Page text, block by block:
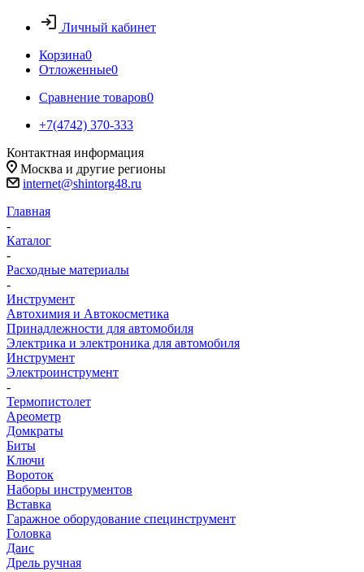
Личный кабинет
Корзина0
Отложенные0
Сравнение товаров0
+7(4742) 370-333
Контактная информация
Москва и другие регионы
internet@shintorg48.ru
Главная
-
Каталог
-
Расходные материалы
-
Инструмент
Автохимия и Автокосметика
Принадлежности для автомобиля
Электрика и электроника для автомобиля
Инструмент
Электроинструмент
-
Термопистолет
Ареометр
Домкраты
Биты
Ключи
Вороток
Наборы инструментов
Вставка
Гаражное оборудование специнструмент
Головка
Даис
Дрель ручная